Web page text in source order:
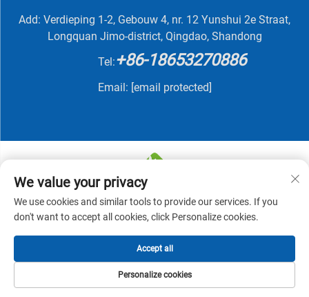
Add: Verdieping 1-2, Gebouw 4, nr. 12 Yunshui 2e Straat,
Longquan Jimo-district, Qingdao, Shandong
Tel:+86-18653270886
Email: [email protected]
Copyright © 2025 QINGDAO NUTRIVIT BIOTECH CO.,
LTD - Privacybeleid
STARTPAGINA PRODUCTEN E-MAIL TEL
We value your privacy
We use cookies and similar tools to provide our services. If you
don't want to accept all cookies, click Personalize cookies.
Personalize cookies
Accept all